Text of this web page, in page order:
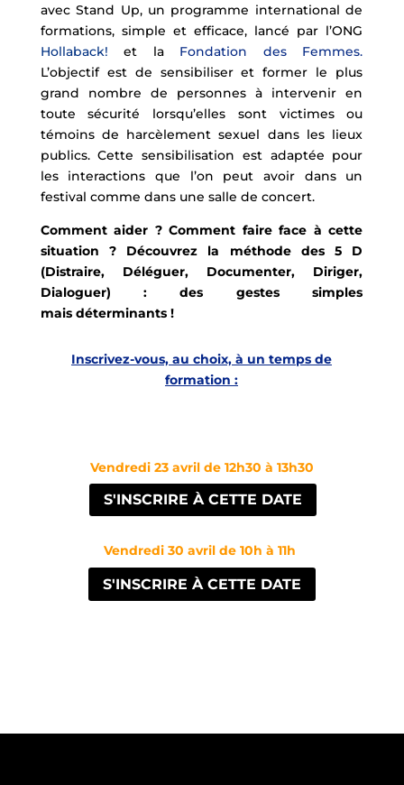
avec Stand Up, un programme international de
formations, simple et efficace, lancé par l’ONG
Hollaback! et la
Fondation des Femmes.
L’objectif est de sensibiliser et former le plus
grand nombre de personnes à intervenir en
toute sécurité lorsqu’elles sont victimes ou
témoins de harcèlement sexuel dans les lieux
publics. Cette sensibilisation est adaptée pour
les interactions que l’on peut avoir dans un
festival comme dans une salle de concert.
Comment aider ? Comment faire face à cette
situation ? Découvrez la méthode des 5 D
(Distraire, Déléguer, Documenter, Diriger,
Dialoguer) : des gestes simples
mais déterminants !
Inscrivez-vous, au choix, à un temps de
formation :
Vendredi 23 avril de 12h30 à 13h30
S'INSCRIRE À CETTE DATE
Vendredi 30 avril de 10h à 11h
S'INSCRIRE À CETTE DATE